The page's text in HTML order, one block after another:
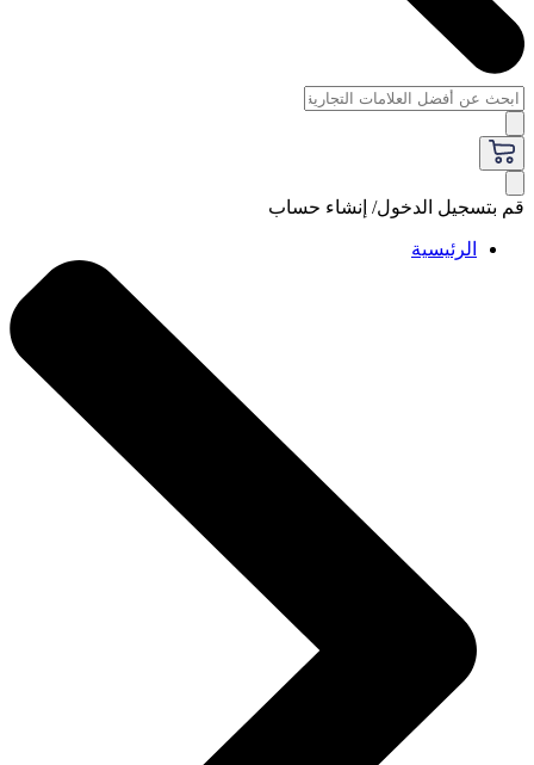
قم بتسجيل الدخول/ إنشاء حساب
الرئيسية